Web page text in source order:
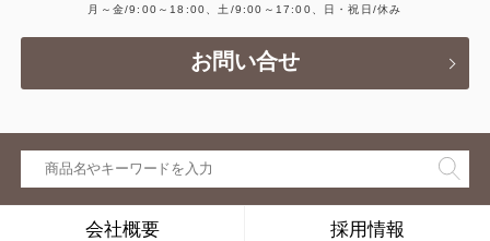
月～金/9:00～18:00、土/9:00～17:00、日・祝日/休み
お問い合せ
会社概要 採用情報